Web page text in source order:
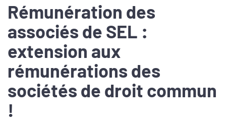
Rémunération des
associés de SEL :
extension aux
rémunérations des
sociétés de droit commun
!